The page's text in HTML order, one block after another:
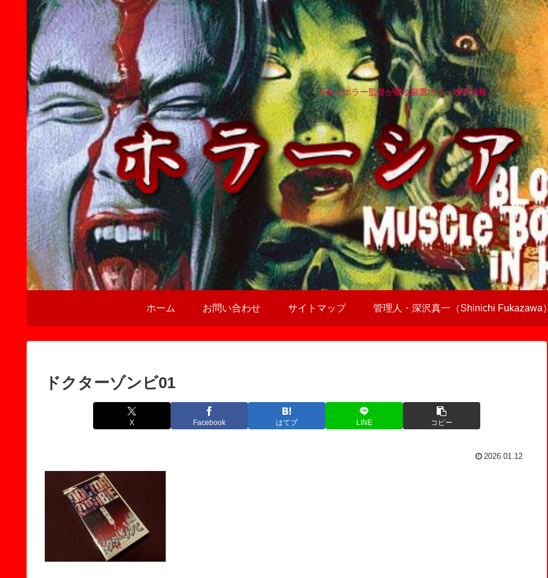
カルトホラー監督が贈る厳選ホラー映画情報！
ホーム お問い合わせ サイトマップ 管理人・深沢真一（Shinichi Fukazawa）
ドクターゾンビ01
X Facebook はてブ LINE コピー
2026.01.12